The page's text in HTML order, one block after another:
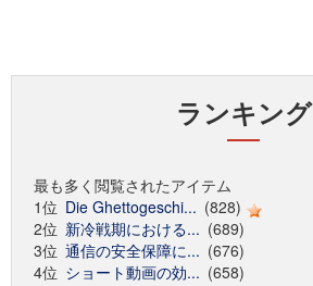
ランキング
最も多く閲覧されたアイテム
1位 Die Ghettogeschi... (828)
2位 新冷戦期における... (689)
3位 通信の安全保障に... (676)
4位 ショート動画の効... (658)